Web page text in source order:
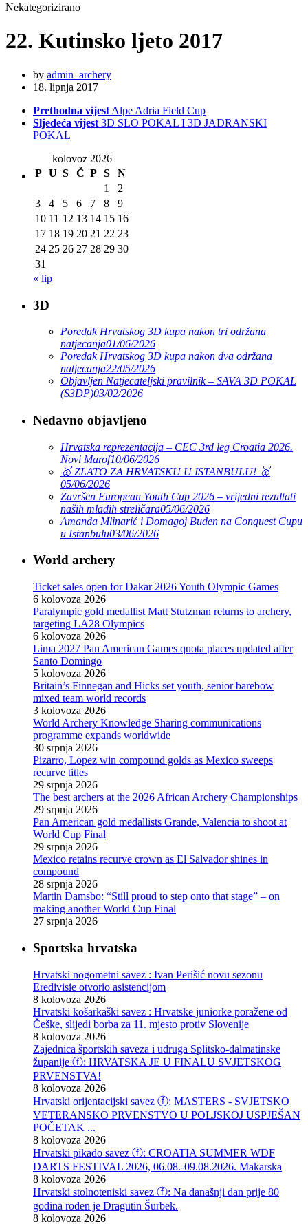
Nekategorizirano
22. Kutinsko ljeto 2017
by admin_archery
18. lipnja 2017
Prethodna vijest Alpe Adria Field Cup
Sljedeća vijest 3D SLO POKAL I 3D JADRANSKI
POKAL
kolovoz 2026
P U S Č P S
N
1
2
3
4 5 6 7 8
9
10 11 12 13 14 15 16
17 18 19 20 21 22 23
24 25 26 27 28 29 30
31
« lip
3D
Poredak Hrvatskog 3D kupa nakon tri održana
natjecanja01/06/2026
Poredak Hrvatskog 3D kupa nakon dva održana
natjecanja22/05/2026
Objavljen Natjecateljski pravilnik – SAVA 3D POKAL
(S3DP)03/02/2026
Nedavno objavljeno
Hrvatska reprezentacija – CEC 3rd leg Croatia 2026.
Novi Marof10/06/2026
🥇 ZLATO ZA HRVATSKU U ISTANBULU! 🥇
05/06/2026
Završen European Youth Cup 2026 – vrijedni rezultati
naših mladih streličara05/06/2026
Amanda Mlinarić i Domagoj Buden na Conquest Cupu
u Istanbulu03/06/2026
World archery
Ticket sales open for Dakar 2026 Youth Olympic Games
6 kolovoza 2026
Paralympic gold medallist Matt Stutzman returns to archery,
targeting LA28 Olympics
6 kolovoza 2026
Lima 2027 Pan American Games quota places updated after
Santo Domingo
5 kolovoza 2026
Britain’s Finnegan and Hicks set youth, senior barebow
mixed team world records
3 kolovoza 2026
World Archery Knowledge Sharing communications
programme expands worldwide
30 srpnja 2026
Pizarro, Lopez win compound golds as Mexico sweeps
recurve titles
29 srpnja 2026
The best archers at the 2026 African Archery Championships
29 srpnja 2026
Pan American gold medallists Grande, Valencia to shoot at
World Cup Final
29 srpnja 2026
Mexico retains recurve crown as El Salvador shines in
compound
28 srpnja 2026
Martin Damsbo: “Still proud to step onto that stage” – on
making another World Cup Final
27 srpnja 2026
Sportska hrvatska
Hrvatski nogometni savez : Ivan Perišić novu sezonu
Eredivisie otvorio asistencijom
8 kolovoza 2026
Hrvatski košarkaški savez : Hrvatske juniorke poražene od
Češke, slijedi borba za 11. mjesto protiv Slovenije
8 kolovoza 2026
Zajednica športskih saveza i udruga Splitsko-dalmatinske
županije ⓕ: HRVATSKA JE U FINALU SVJETSKOG
PRVENSTVA!
8 kolovoza 2026
Hrvatski orijentacijski savez ⓕ: MASTERS - SVJETSKO
VETERANSKO PRVENSTVO U POLJSKOJ USPJEŠAN
POČETAK ...
8 kolovoza 2026
Hrvatski pikado savez ⓕ: CROATIA SUMMER WDF
DARTS FESTIVAL 2026, 06.08.-09.08.2026. Makarska
8 kolovoza 2026
Hrvatski stolnoteniski savez ⓕ: Na današnji dan prije 80
godina rođen je Dragutin Šurbek.
8 kolovoza 2026